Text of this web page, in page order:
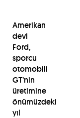
Amerikan
devi
Ford,
sporcu
otomobili
GT’nin
üretimine
önümüzdeki
yıl